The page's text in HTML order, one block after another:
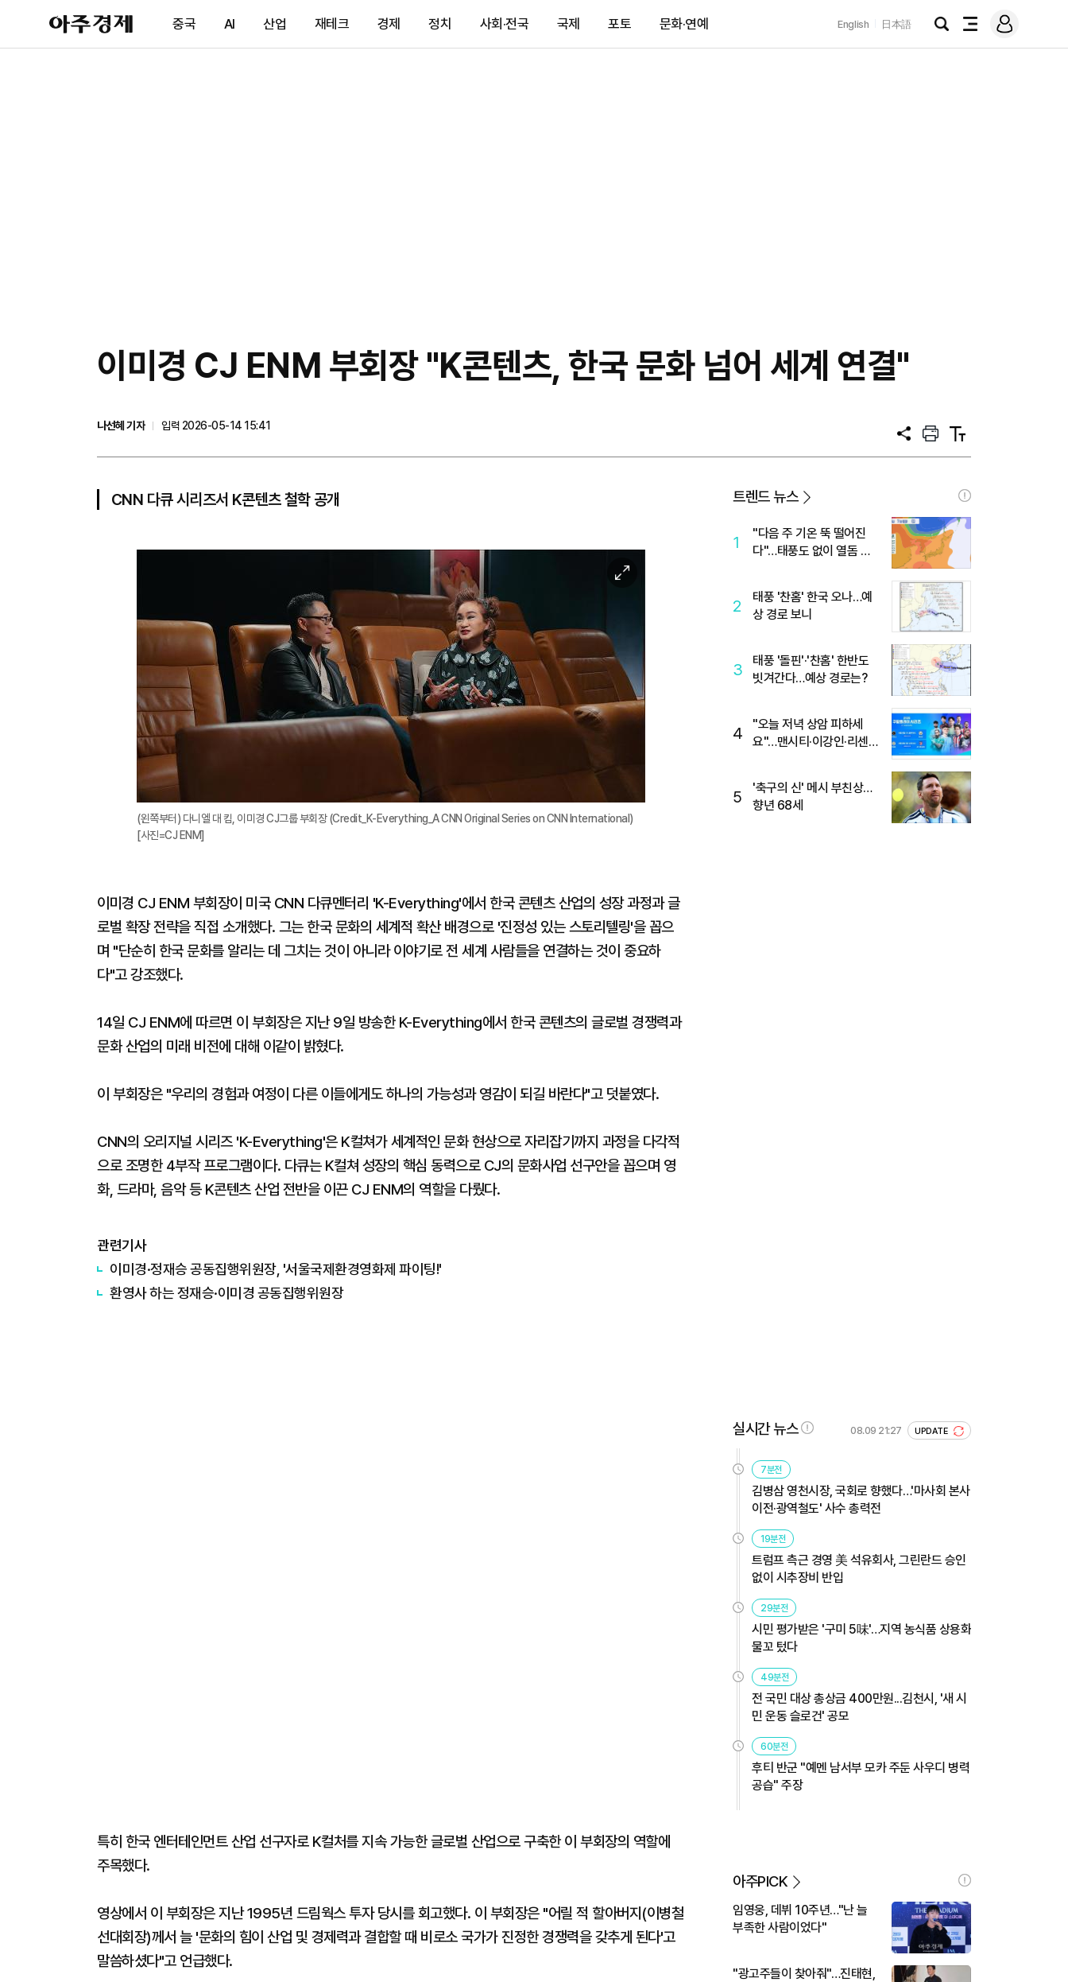
아
주
제
중국 AI 산업 재테크 경제 정치 사회·전국 국제 포토 문화·연예 English 日本語
검
전
메
그
이미경 CJ ENM 부회장 "K콘텐츠, 한국 문화 넘어 세계 연결"
나선혜 기자
입력 2026-05-14 15:41
공
프
트
텍
트
CNN 다큐 시리즈서 K콘텐츠 철학 공개
확
대
(왼쪽부터) 다니엘 대 킴, 이미경 CJ그룹 부회장 (Credit_K-Everything_A CNN Original Series on CNN International)
[사진=CJ ENM]
이미경 CJ ENM 부회장이 미국 CNN 다큐멘터리 'K-Everything'에서 한국 콘텐츠 산업의 성장 과정과 글
로벌 확장 전략을 직접 소개했다. 그는 한국 문화의 세계적 확산 배경으로 '진정성 있는 스토리텔링'을 꼽으
며 "단순히 한국 문화를 알리는 데 그치는 것이 아니라 이야기로 전 세계 사람들을 연결하는 것이 중요하
다"고 강조했다.
14일 CJ ENM에 따르면 이 부회장은 지난 9일 방송한 K-Everything에서 한국 콘텐츠의 글로벌 경쟁력과
문화 산업의 미래 비전에 대해 이같이 밝혔다.
이 부회장은 "우리의 경험과 여정이 다른 이들에게도 하나의 가능성과 영감이 되길 바란다"고 덧붙였다.
CNN의 오리지널 시리즈 'K-Everything'은 K컬쳐가 세계적인 문화 현상으로 자리잡기까지 과정을 다각적
으로 조명한 4부작 프로그램이다. 다큐는 K컬쳐 성장의 핵심 동력으로 CJ의 문화사업 선구안을 꼽으며 영
화, 드라마, 음악 등 K콘텐츠 산업 전반을 이끈 CJ ENM의 역할을 다뤘다.
관련기사
이미경·정재승 공동집행위원장, '서울국제환경영화제 파이팅!'
환영사 하는 정재승·이미경 공동집행위원장
특히 한국 엔터테인먼트 산업 선구자로 K컬처를 지속 가능한 글로벌 산업으로 구축한 이 부회장의 역할에
주목했다.
영상에서 이 부회장은 지난 1995년 드림웍스 투자 당시를 회고했다. 이 부회장은 "어릴 적 할아버지(이병철
선대회장)께서 늘 '문화의 힘이 산업 및 경제력과 결합할 때 비로소 국가가 진정한 경쟁력을 갖추게 된다'고
말씀하셨다"고 언급했다.
트렌드 뉴스
1
"다음 주 기온 뚝 떨어진
다"…태풍도 없이 열돔 박
2
태풍 '찬홈' 한국 오나…예
상 경로 보니
3
태풍 '돌핀'·'찬홈' 한반도
빗겨간다…예상 경로는?
4
"오늘 저녁 상암 피하세
요"…맨시티·이강인·리센느
5
'축구의 신' 메시 부친상…
향년 68세
실시간 뉴스 08.09 21:27 UPDATE
7분전
김병삼 영천시장, 국회로 향했다…'마사회 본사
이전·광역철도' 사수 총력전
19분전
트럼프 측근 경영 美 석유회사, 그린란드 승인
없이 시추장비 반입
29분전
시민 평가받은 '구미 5味'…지역 농식품 상용화
물꼬 텄다
49분전
전 국민 대상 총상금 400만원...김천시, '새 시
민 운동 슬로건' 공모
60분전
후티 반군 "예멘 남서부 모카 주둔 사우디 병력
공습" 주장
아주PICK
임영웅, 데뷔 10주년…"난 늘
부족한 사람이었다"
"광고주들이 찾아줘"…진태현,